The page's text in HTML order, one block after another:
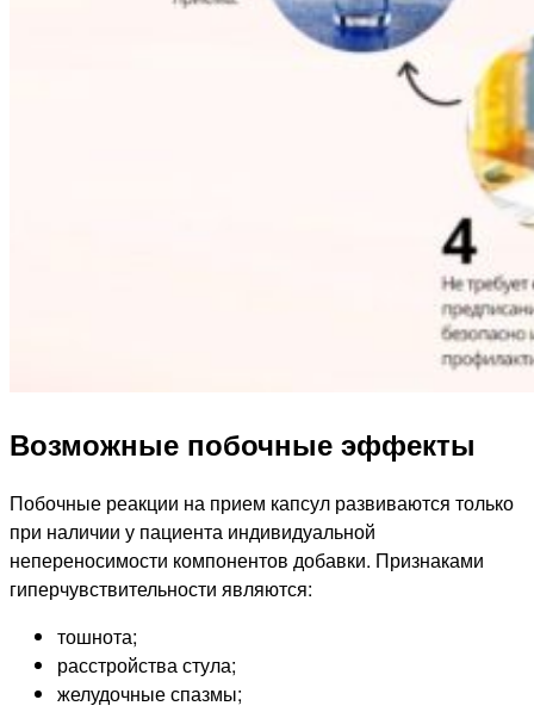
Возможные побочные эффекты
Побочные реакции на прием капсул развиваются только
при наличии у пациента индивидуальной
непереносимости компонентов добавки. Признаками
гиперчувствительности являются:
тошнота;
расстройства стула;
желудочные спазмы;